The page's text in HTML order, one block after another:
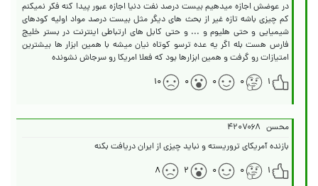
در عوضش اجازه میدهیم بیست درصد نفت دنیا اجازه عبور پیدا کنه فکر نمیکنم
کم چیزی باشه تازه غیر از بحث های دیگر مثل بیست درصد مواد اولیه کودهای
شیمیایی و حتی هلیوم و ... و حتی کابل های ارتباطی اینترنت در بستر خلیج
فارس هست بله اگر یه عده ترسو کوتاه نیان میشه با همین ابزار ها بیشترین
امتیازات رو گرفت و همین ابزارها بود که فعلا امریکا رو سرجاش نشونده
۱
۰ ۰ ۰ ۱۰
محسن ۴۲۰۷۰۶۸
بازنده آمریکای تروریسته و نباید چیزی از ایران دریافت بکنه
۱
۰ ۰ ۲ ۸